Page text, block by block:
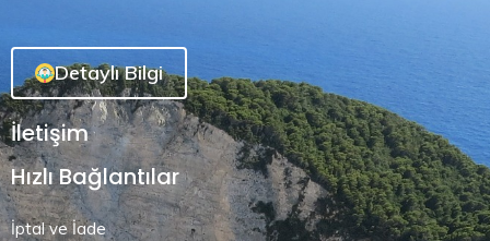
Detaylı Bilgi
İletişim
Hızlı Bağlantılar
İptal ve İade